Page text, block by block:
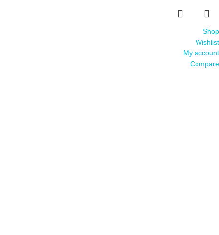
Shop
Wishlist
My account
Compare